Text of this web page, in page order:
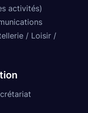
activités)
/ Loisir /